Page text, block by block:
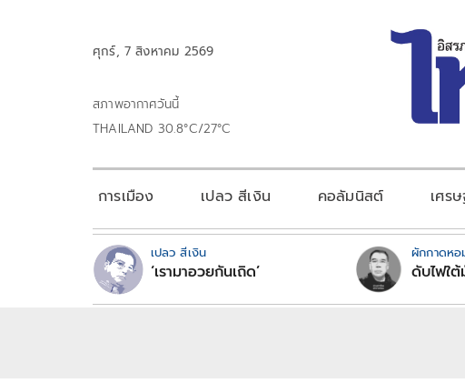
ศุกร์, 7 สิงหาคม 2569
สภาพอากาศวันนี้
THAILAND 30.8°C/27°C
การเมือง เปลว สีเงิน คอลัมนิสต์ เศร
เปลว สีเงิน
‘เรามาอวยกันเถิด’
ผักกาดหอ
ดับไฟใต้